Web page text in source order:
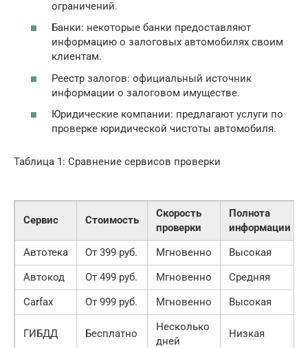
ограничений.
Банки: некоторые банки предоставляют
информацию о залоговых автомобилях своим
клиентам.
Реестр залогов: официальный источник
информации о залоговом имуществе.
Юридические компании: предлагают услуги по
проверке юридической чистоты автомобиля.
Таблица 1: Сравнение сервисов проверки
Сервис Стоимость
Скорость
проверки
Полнота
информации
Автотека
От 399 руб. Мгновенно
Высокая
Автокод
От 499 руб. Мгновенно
Средняя
Carfax
От 999 руб. Мгновенно Высокая
ГИБДД Бесплатно
Несколько
дней
Низкая